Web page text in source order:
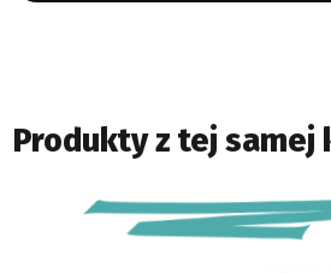
Produkty z tej samej